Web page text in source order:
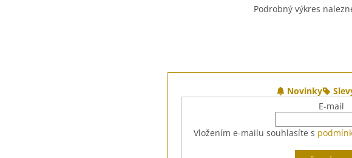
Podrobný výkres
Novinky
E-mail
Vložením e-mailu souhlasíte s